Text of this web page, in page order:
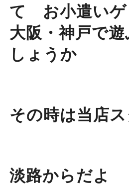
て お小遣い
大阪・神戸で
しょうか
その時は当店
淡路からだよ